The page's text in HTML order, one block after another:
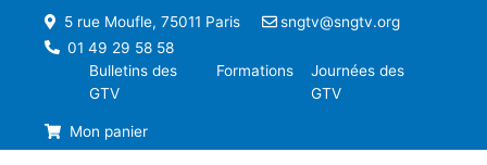
5 rue Moufle, 75011 Paris
sngtv@sngtv.org
01 49 29 58 58
Bulletins des
GTV
Formations
Journées des
GTV
Mon panier